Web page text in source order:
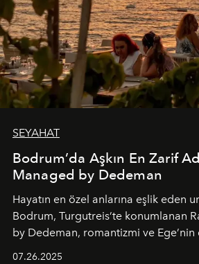
SEYAHAT
Bodrum’da Aşkın En Zarif
Managed by Dedeman
Hayatın en özel anlarına eşlik eden
Bodrum, Turgutreis’te konumlanan
by Dedeman, romantizmi ve
07.26.2025